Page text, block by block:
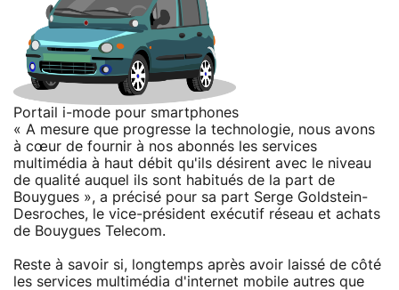
Portail i-mode pour smartphones
« A mesure que progresse la technologie, nous avons
à cœur de fournir à nos abonnés les services
multimédia à haut débit qu'ils désirent avec le niveau
de qualité auquel ils sont habitués de la part de
Bouygues », a précisé pour sa part Serge Goldstein-
Desroches, le vice-président exécutif réseau et achats
de Bouygues Telecom.
Reste à savoir si, longtemps après avoir laissé de côté
les services multimédia d'internet mobile autres que